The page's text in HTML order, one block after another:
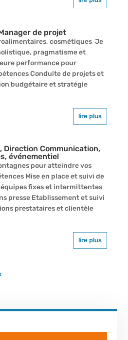
de projet
cosmétiques Je
pragmatisme et
performance pour
Conduite de projets et
budgétaire et stratégie
lire plus
Direction Communication,
événementiel
pour atteindre vos
Mise en place et suivi de
fixes et intermittentes
presse Etablissement et suivi
prestataires et clientèle
lire plus